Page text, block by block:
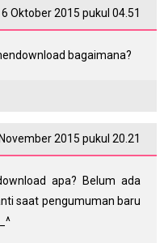
6 Oktober 2015 pukul 04.51
bagaimana?
2015 pukul 20.21
apa? Belum ada
saat pengumuman baru